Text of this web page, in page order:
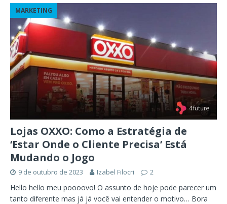
MARKETING
Lojas OXXO: Como a Estratégia de
‘Estar Onde o Cliente Precisa’ Está
Mudando o Jogo
9 de outubro de 2023 Izabel Filocri 2
Hello hello meu poooovo! O assunto de hoje pode parecer um
tanto diferente mas já já você vai entender o motivo… Bora